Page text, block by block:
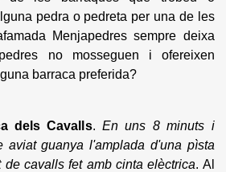
pedra o pedreta per una de les
Menjapedres sempre deixa
no mosseguen i ofereixen
barraca preferida?
dels Cavalls. En uns 8 minuts i
aviat guanya l'amplada d'una pìsta
de cavalls fet amb cinta elèctrica. Al